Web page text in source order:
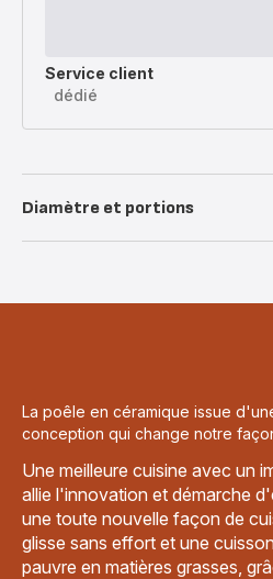
Service client
dédié
Diamètre et portions
La poêle en céramique issue
conception qui change notre
Une meilleure cuisine avec un
allie l'innovation et démarche
une toute nouvelle façon de
glisse sans effort et une
pauvre en matières grasses,